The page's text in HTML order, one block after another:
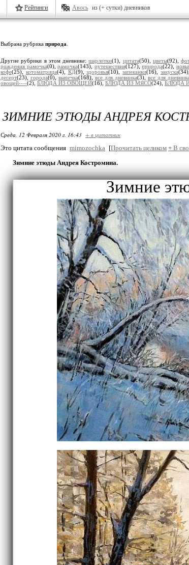
Рейтинги Авось из (+ сутки) дневников
Выбрана рубрика природа
Другие рубрики в этом дневнике:шарлотки(1), цитата(50), цветы(92),
рождения рамочка(0),рамочка(143), путешествия(127),природа(22),
кофе(25), котоматрица(4), КД(9),здоровья(10),запеканки(16), закуска
десерт(23), города(0), выпечка(168), все для дневника(3), все для дневника
овощей----(2), БЛЮДА ИЗ ОВОЩЕЙ(16), БЛЮДА ИЗ МЯСО(24), БЛЮДА
ЗИМНИЕ ЭТЮДЫ АНДРЕЯ
Среда, 12 Февраля 2020 г. 16:43 + в цитатник
Это цитата сообщения mimozochka [Прочитать целиком + В
Зимние этюды Андрея Костромина.
Зимние